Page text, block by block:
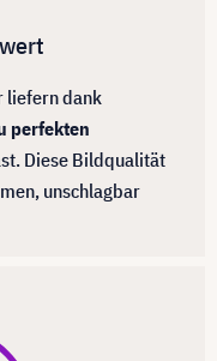
liefern dank
perfekten
Diese Bildqualität
unschlagbar